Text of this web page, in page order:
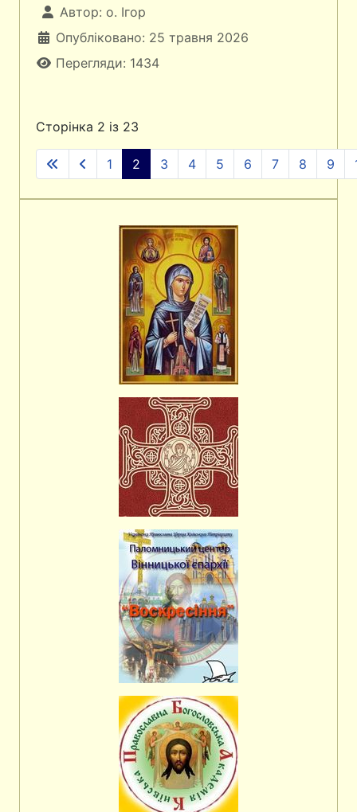
Автор: о. Ігор
Опубліковано: 25 травня 2026
Перегляди: 1434
Сторінка 2 із 23
1 2 3 4 5 6 7 8 9